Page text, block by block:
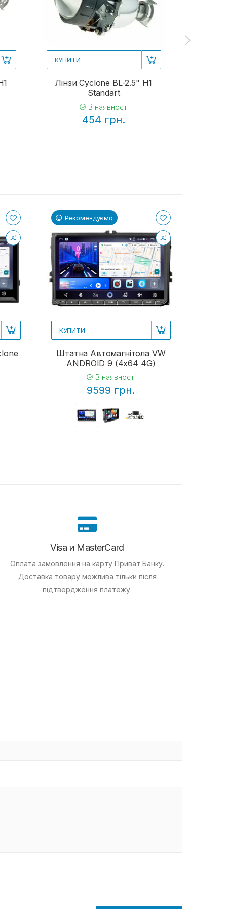
КУПИТИ
Лінзи Cyclone BL-2.5" H1
Standart
В наявності
454 грн.
Рекомендуємо
КУПИТИ
Штатна Автомагнітола VW
ANDROID 9 (4x64 4G)
В наявності
9599 грн.
Visa и MasterCard
Оплата замовлення на карту Приват Банку.
Доставка товару можлива тільки після
підтвердження платежу.